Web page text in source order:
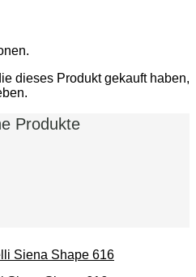
dieses Produkt gekauft haben,
Produkte